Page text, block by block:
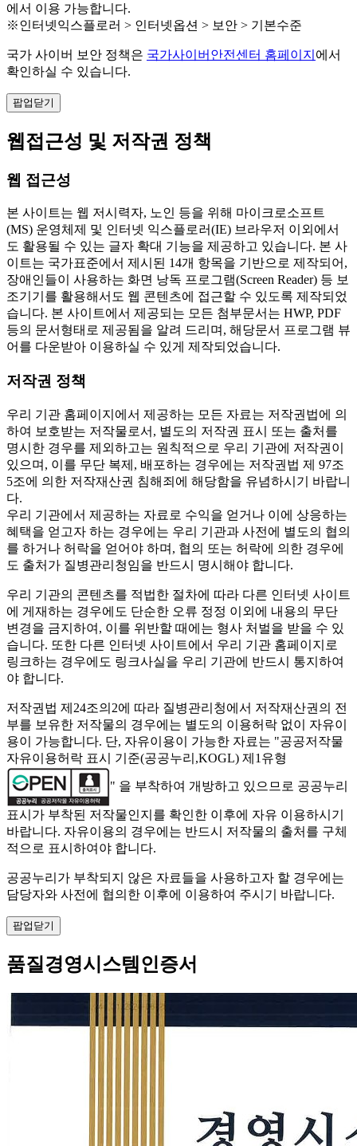
에서 이용 가능합니다.
※인터넷익스플로러 > 인터넷옵션 > 보안 > 기본수준
국가 사이버 보안 정책은 국가사이버안전센터 홈페이지 에서
확인하실 수 있습니다.
팝업닫기
웹접근성 및 저작권 정책
웹 접근성
본 사이트는 웹 저시력자, 노인 등을 위해 마이크로소프트
(MS) 운영체제 및 인터넷 익스플로러(IE) 브라우저 이외에서
도 활용될 수 있는 글자 확대 기능을 제공하고 있습니다. 본 사
이트는 국가표준에서 제시된 14개 항목을 기반으로 제작되어,
장애인들이 사용하는 화면 낭독 프로그램(Screen Reader) 등 보
조기기를 활용해서도 웹 콘텐츠에 접근할 수 있도록 제작되었
습니다. 본 사이트에서 제공되는 모든 첨부문서는 HWP, PDF
등의 문서형태로 제공됨을 알려 드리며, 해당문서 프로그램 뷰
어를 다운받아 이용하실 수 있게 제작되었습니다.
저작권 정책
우리 기관 홈페이지에서 제공하는 모든 자료는 저작권법에 의
하여 보호받는 저작물로서, 별도의 저작권 표시 또는 출처를
명시한 경우를 제외하고는 원칙적으로 우리 기관에 저작권이
있으며, 이를 무단 복제, 배포하는 경우에는 저작권법 제 97조
5조에 의한 저작재산권 침해죄에 해당함을 유념하시기 바랍니
다.
우리 기관에서 제공하는 자료로 수익을 얻거나 이에 상응하는
혜택을 얻고자 하는 경우에는 우리 기관과 사전에 별도의 협의
를 하거나 허락을 얻어야 하며, 협의 또는 허락에 의한 경우에
도 출처가 질병관리청임을 반드시 명시해야 합니다.
우리 기관의 콘텐츠를 적법한 절차에 따라 다른 인터넷 사이트
에 게재하는 경우에도 단순한 오류 정정 이외에 내용의 무단
변경을 금지하여, 이를 위반할 때에는 형사 처벌을 받을 수 있
습니다. 또한 다른 인터넷 사이트에서 우리 기관 홈페이지로
링크하는 경우에도 링크사실을 우리 기관에 반드시 통지하여
야 합니다.
저작권법 제24조의2에 따라 질병관리청에서 저작재산권의 전
부를 보유한 저작물의 경우에는 별도의 이용허락 없이 자유이
용이 가능합니다. 단, 자유이용이 가능한 자료는 "공공저작물
자유이용허락 표시 기준(공공누리,KOGL) 제1유형
" 을 부착하여 개방하고 있으므로 공공누리
표시가 부착된 저작물인지를 확인한 이후에 자유 이용하시기
바랍니다. 자유이용의 경우에는 반드시 저작물의 출처를 구체
적으로 표시하여야 합니다.
공공누리가 부착되지 않은 자료들을 사용하고자 할 경우에는
담당자와 사전에 협의한 이후에 이용하여 주시기 바랍니다.
팝업닫기
품질경영시스템인증서